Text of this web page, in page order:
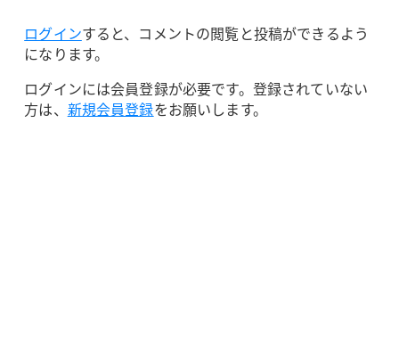
ログインすると、コメントの閲覧と投稿ができるよう
になります。
ログインには会員登録が必要です。登録されていない
方は、 新規会員登録をお願いします。